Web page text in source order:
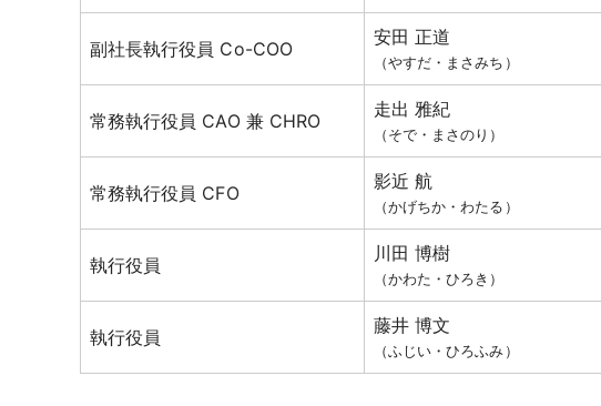
副社長執行役員 Co-COO
安田 正道
（やすだ・まさみち）
常務執行役員 CAO 兼 CHRO
走出 雅紀
（そで・まさのり）
常務執行役員 CFO
影近 航
（かげちか・わたる）
執行役員
川田 博樹
（かわた・ひろき）
執行役員
藤井 博文
（ふじい・ひろふみ）